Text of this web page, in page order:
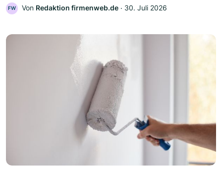
FW Von Redaktion firmenweb.de ‧ 30. Juli 2026